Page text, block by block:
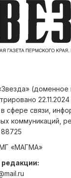
(доменное
сфере связи,
коммуникаций,
«МАГМА»
редакции: